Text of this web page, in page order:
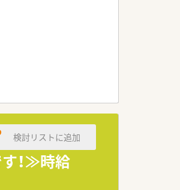
！≫時給
検討リストに追加